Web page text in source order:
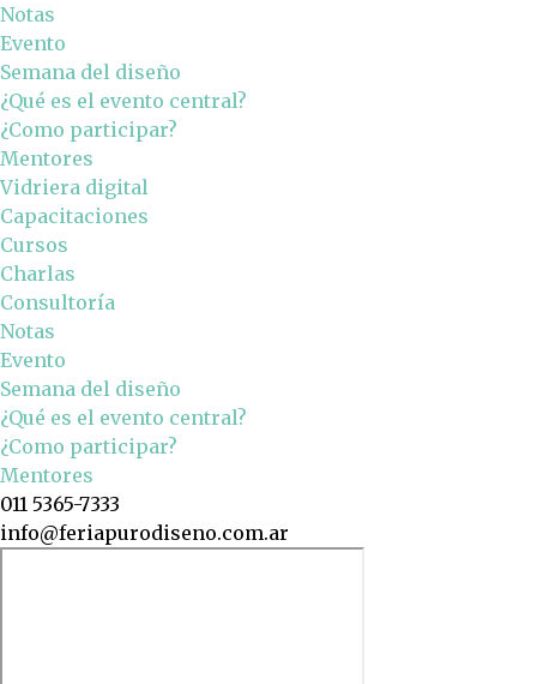
Notas
Evento
Semana del diseño
¿Qué es el evento central?
¿Como participar?
Mentores
Vidriera digital
Capacitaciones
Cursos
Charlas
Consultoría
Notas
Evento
Semana del diseño
¿Qué es el evento central?
¿Como participar?
Mentores
011 5365-7333
info@feriapurodiseno.com.ar